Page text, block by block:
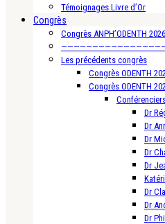
Témoignages Livre d’Or
Congrès
Congrès ANPH’ODENTH 2026
Les précédents congrès
Congrès ODENTH
Congrès ODENTH
Dr
Dr
Dr
Dr
Dr
Dr
Dr
Dr